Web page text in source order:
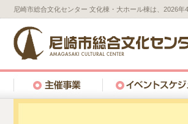
尼崎市総合文化センター 文化棟・大ホール棟は、2026